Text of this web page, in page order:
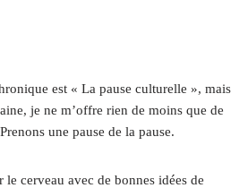
est « La pause culturelle », mais
je ne m’offre rien de moins que de
une pause de la pause.
cerveau avec de bonnes idées de